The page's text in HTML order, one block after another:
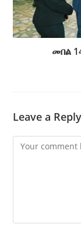
መበል
Leave a Reply